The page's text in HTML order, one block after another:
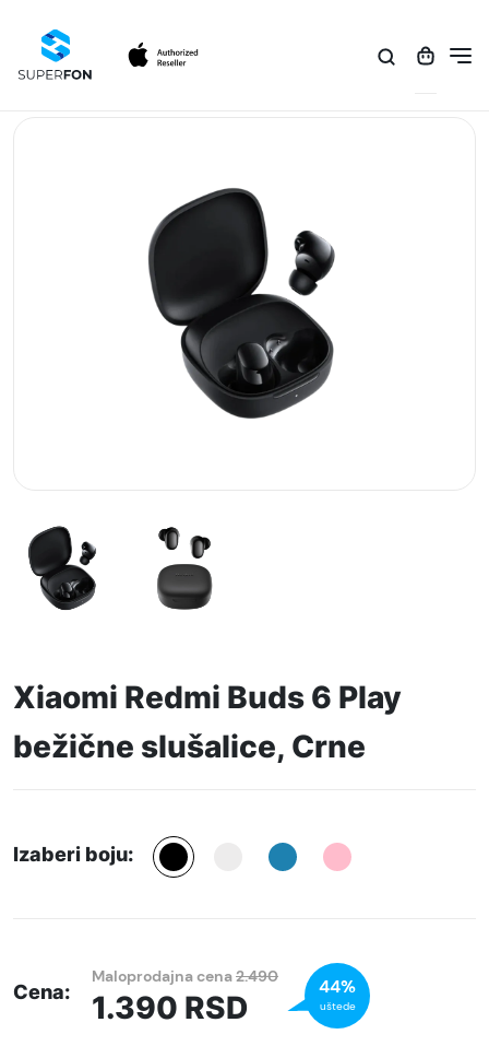
Xiaomi Redmi Buds 6 Play
bežične slušalice, Crne
Izaberi boju:
Cena:
Maloprodajna cena2.490
1.390 RSD
44%
uštede